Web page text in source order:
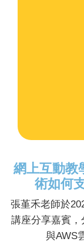
網上互動教
術如何
張堇禾老師於
講座分享嘉賓
與AWS